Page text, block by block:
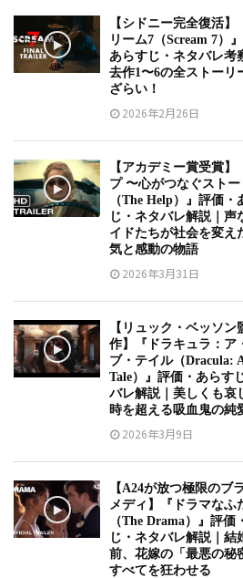
【シドニー完全復活】
リーム7（Scream 7）
あらすじ・ネタバレ考
去作1〜6の全ストーリ
ざらい！
2026年2月26日
【アカデミー賞受賞】
プ 〜心がつなぐスト
（The Help）』評価・
じ・ネタバレ解説｜声
イドたちが社会を変え
気と感動の物語
2026年3月31日
【リュック・ベッソン
作】『ドラキュラ：ア
ブ・テイル（Dracula:
Tale）』評価・あらす
バレ解説｜美しくも哀
時を超える吸血鬼の純
2026年3月9日
【A24が放つ極限のブ
メディ】『ドラマなふ
（The Drama）』評価
じ・ネタバレ解説｜結
前、花嫁の「最悪の秘
すべてを狂わせる